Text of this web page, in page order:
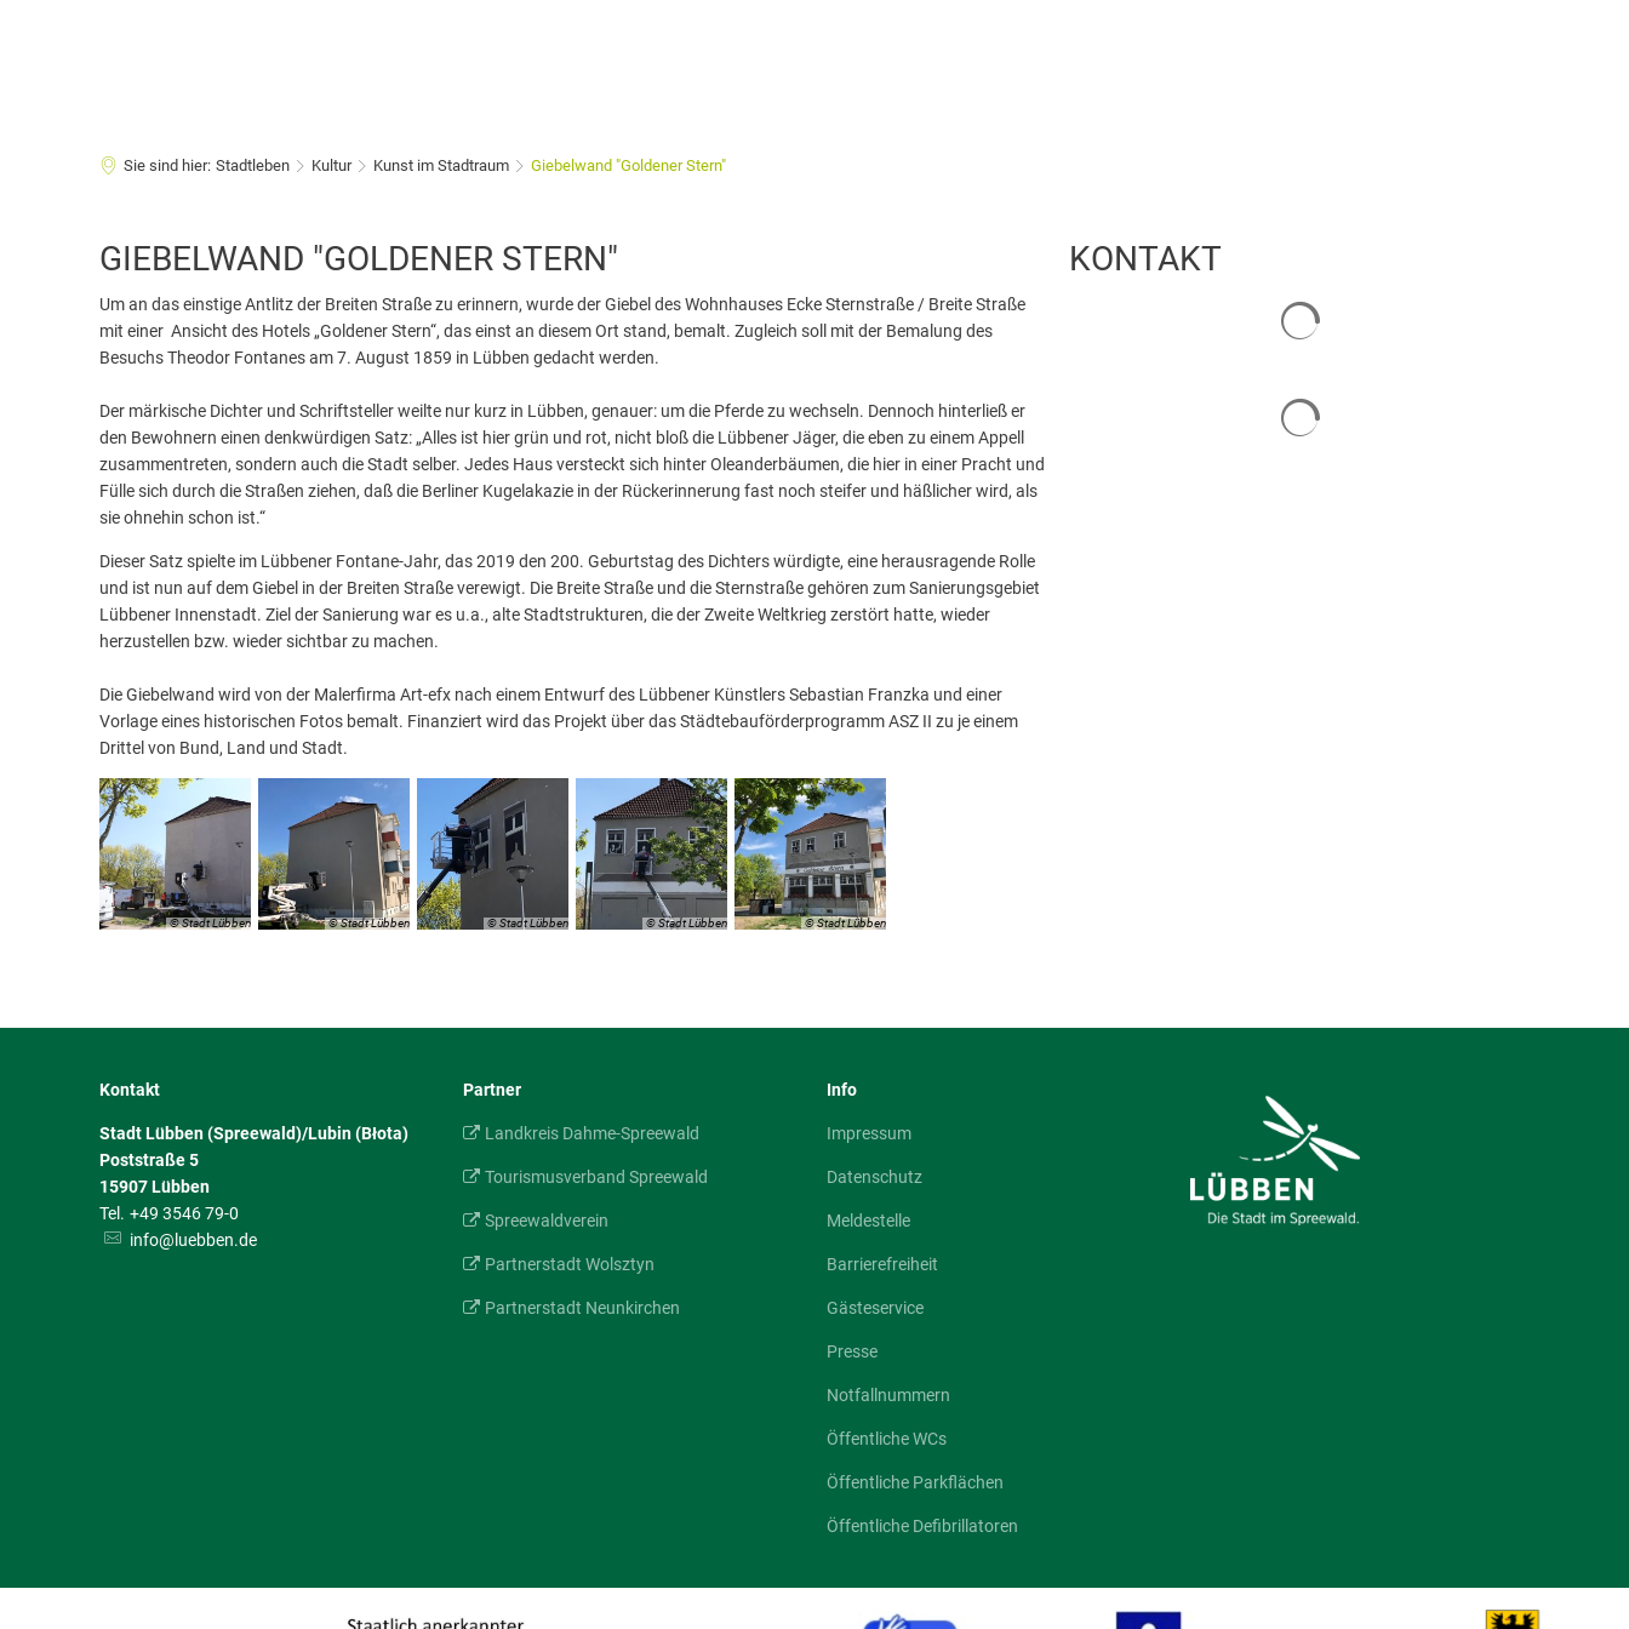
Sie sind hier: Stadtleben Kultur Kunst im Stadtraum Giebelwand "Goldener Stern"
Giebelwand
"Goldener
GIEBELWAND "GOLDENER STERN"
Um an das einstige Antlitz der Breiten Straße zu erinnern, wurde der Giebel des Wohnhauses Ecke Sternstraße / Breite Straße
mit einer Ansicht des Hotels „Goldener Stern“, das einst an diesem Ort stand, bemalt. Zugleich soll mit der Bemalung des
Besuchs Theodor Fontanes am 7. August 1859 in Lübben gedacht werden.
Der märkische Dichter und Schriftsteller weilte nur kurz in Lübben, genauer: um die Pferde zu wechseln. Dennoch hinterließ er
den Bewohnern einen denkwürdigen Satz: „Alles ist hier grün und rot, nicht bloß die Lübbener Jäger, die eben zu einem Appell
zusammentreten, sondern auch die Stadt selber. Jedes Haus versteckt sich hinter Oleanderbäumen, die hier in einer Pracht und
Fülle sich durch die Straßen ziehen, daß die Berliner Kugelakazie in der Rückerinnerung fast noch steifer und häßlicher wird, als
sie ohnehin schon ist.“
Dieser Satz spielte im Lübbener Fontane-Jahr, das 2019 den 200. Geburtstag des Dichters würdigte, eine herausragende Rolle
und ist nun auf dem Giebel in der Breiten Straße verewigt. Die Breite Straße und die Sternstraße gehören zum Sanierungsgebiet
Lübbener Innenstadt. Ziel der Sanierung war es u.a., alte Stadtstrukturen, die der Zweite Weltkrieg zerstört hatte, wieder
herzustellen bzw. wieder sichtbar zu machen.
Die Giebelwand wird von der Malerfirma Art-efx nach einem Entwurf des Lübbener Künstlers Sebastian Franzka und einer
Vorlage eines historischen Fotos bemalt. Finanziert wird das Projekt über das Städtebauförderprogramm ASZ II zu je einem
Drittel von Bund, Land und Stadt.
© Stadt Lübben © Stadt Lübben © Stadt Lübben © Stadt Lübben © Stadt Lübben
KONTAKT
Kontakt
Stadt Lübben (Spreewald)/Lubin (Błota)
Poststraße 5
15907Lübben
+49 3546 79-0
info@luebben.de
Partner
Landkreis Dahme-Spreewald
Tourismusverband Spreewald
Spreewaldverein
Partnerstadt Wolsztyn
Partnerstadt Neunkirchen
Info
Impressum
Datenschutz
Meldestelle
Barrierefreiheit
Gästeservice
Presse
Notfallnummern
Öffentliche WCs
Öffentliche Parkflächen
Öffentliche Defibrillatoren